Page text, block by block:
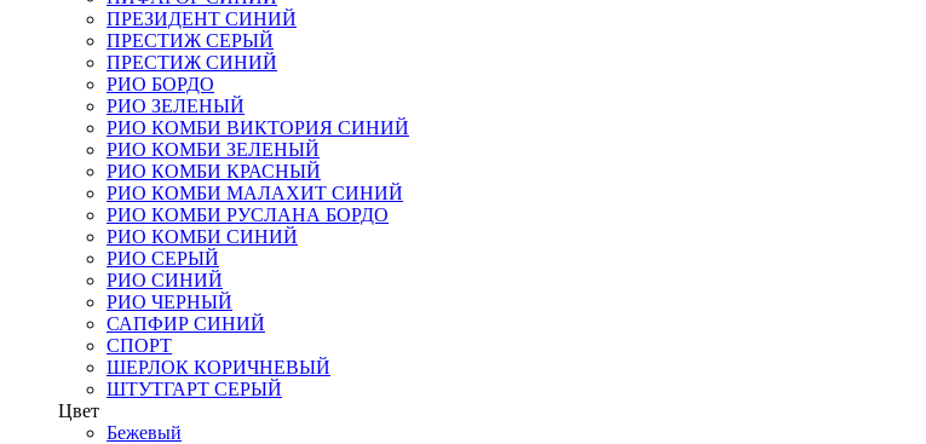
ПРЕЗИДЕНТ СИНИЙ
ПРЕСТИЖ СЕРЫЙ
ПРЕСТИЖ СИНИЙ
РИО БОРДО
РИО ЗЕЛЕНЫЙ
РИО КОМБИ ВИКТОРИЯ СИНИЙ
РИО КОМБИ ЗЕЛЕНЫЙ
РИО КОМБИ КРАСНЫЙ
РИО КОМБИ МАЛАХИТ СИНИЙ
РИО КОМБИ РУСЛАНА БОРДО
РИО КОМБИ СИНИЙ
РИО СЕРЫЙ
РИО СИНИЙ
РИО ЧЕРНЫЙ
САПФИР СИНИЙ
СПОРТ
ШЕРЛОК КОРИЧНЕВЫЙ
ШТУТГАРТ СЕРЫЙ
Цвет
Бежевый